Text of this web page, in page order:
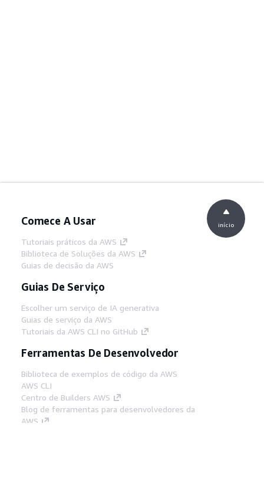
Comece A Usar
Tutoriais práticos da AWS
Biblioteca de Soluções da AWS
Guias de decisão da AWS
Guias De Serviço
Escolher um serviço de IA generativa
Guias de serviço da AWS
Tutoriais da AWS CLI no GitHub
Ferramentas De Desenvolvedor
Biblioteca de exemplos de código da AWS
AWS CLI
Centro de Builders AWS
Blog de ferramentas para desenvolvedores da
AWS
início